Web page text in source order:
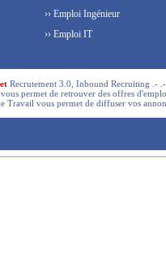
›› Emploi Ingénieur
›› Emploi IT
Recrutement 3.0, Inbound Recruiting .-
vous permet de retrouver des offres
Travail vous permet de diffuser vos